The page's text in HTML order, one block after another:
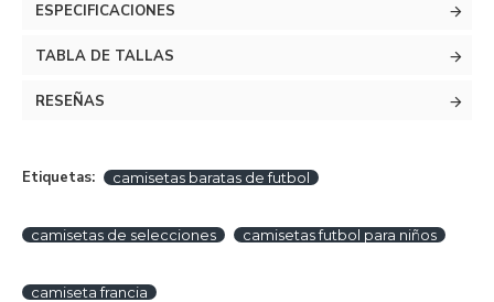
ESPECIFICACIONES
TABLA DE TALLAS
RESEÑAS
Etiquetas: camisetas baratas de futbol
camisetas de selecciones camisetas futbol para niños
camiseta francia